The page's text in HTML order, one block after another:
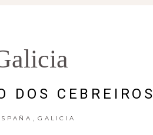
DOS CEBREIROS
GALICIA